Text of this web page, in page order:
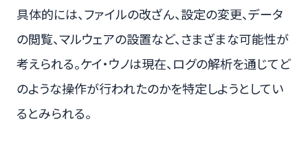
具体的には、ファイルの改ざん、設定の変更、データ
の閲覧、マルウェアの設置など、さまざまな可能性が
考えられる。ケイ・ウノは現在、ログの解析を通じてど
のような操作が行われたのかを特定しようとしてい
るとみられる。